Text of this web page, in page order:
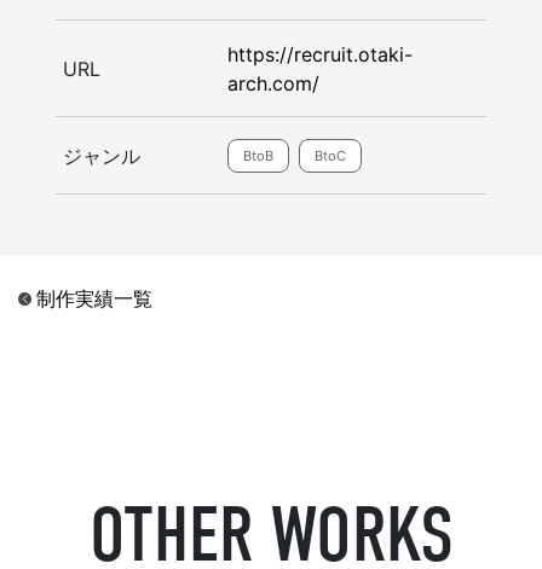
URL
https://recruit.otaki-
arch.com/
ジャンル BtoB BtoC
制作実績一覧
OTHER WORKS